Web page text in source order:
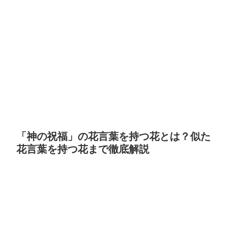
「神の祝福」の花言葉を持つ花とは？似た
花言葉を持つ花まで徹底解説